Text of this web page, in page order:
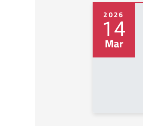
2026
14
Mar